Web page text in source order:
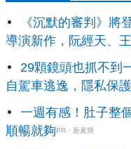
《沉默的審判》將
導演新作，阮經天、
29顆鏡頭也抓不到
自駕車逃逸，隱私保
一週有感！肚子整
順暢就夠PR・新素簡